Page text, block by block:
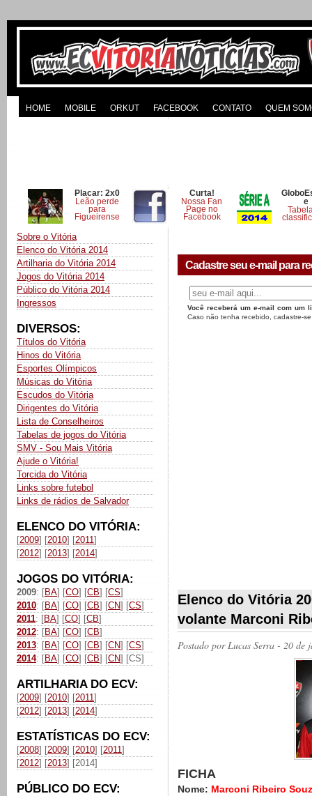
HOME MOBILE ORKUT FACEBOOK CONTATO QUEM
Placar: 2x0
Leão perde
para
Figueirense
Curta!
Nossa Fan
Page no
Facebook
e
Sobre o Vitória
Elenco do Vitória 2014
Artilharia do Vitória 2014
Jogos do Vitória 2014
Público do Vitória 2014
Ingressos
DIVERSOS:
Títulos do Vitória
Hinos do Vitória
Esportes Olímpicos
Músicas do Vitória
Escudos do Vitória
Dirigentes do Vitória
Lista de Conselheiros
Tabelas de jogos do Vitória
SMV - Sou Mais Vitória
Ajude o Vitória!
Torcida do Vitória
Links sobre futebol
Links de rádios de Salvador
ELENCO DO VITÓRIA:
[2009] [2010] [2011]
[2012] [2013] [2014]
JOGOS DO VITÓRIA:
2009: [BA] [CO] [CB] [CS]
2010: [BA] [CO] [CB] [CN] [CS]
2011: [BA] [CO] [CB]
2012: [BA] [CO] [CB]
2013: [BA] [CO] [CB] [CN] [CS]
2014: [BA] [CO] [CB] [CN] [CS]
ARTILHARIA DO ECV:
[2009] [2010] [2011]
[2012] [2013] [2014]
ESTATÍSTICAS DO ECV:
[2008] [2009] [2010] [2011]
[2012] [2013] [2014]
PÚBLICO DO ECV:
Cadastre seu e-mail para
Você receberá um e-mail com um
Caso não tenha recebido, cadastre-
Elenco do Vitória
volante Marconi
Postado porLucas Serra - 20 de
FICHA
Nome: Marconi Ribeiro